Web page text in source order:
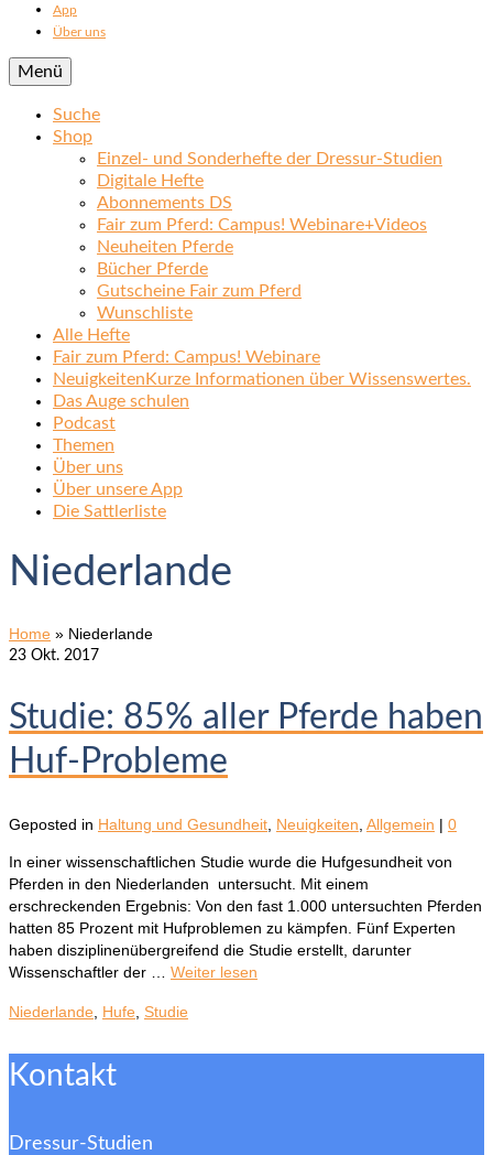
App
Über uns
Menü
Suche
Shop
Einzel- und Sonderhefte der Dressur-Studien
Digitale Hefte
Abonnements DS
Fair zum Pferd: Campus! Webinare+Videos
Neuheiten Pferde
Bücher Pferde
Gutscheine Fair zum Pferd
Wunschliste
Alle Hefte
Fair zum Pferd: Campus! Webinare
Neuigkeiten Kurze Informationen über Wissenswertes.
Das Auge schulen
Podcast
Themen
Über uns
Über unsere App
Die Sattlerliste
Niederlande
Home » Niederlande
23 Okt. 2017
Studie: 85% aller Pferde haben
Huf-Probleme
Geposted in Haltung und Gesundheit Neuigkeiten Allgemein | 0
In einer wissenschaftlichen Studie wurde die Hufgesundheit von
Pferden in den Niederlanden untersucht. Mit einem
erschreckenden Ergebnis: Von den fast 1.000 untersuchten Pferden
hatten 85 Prozent mit Hufproblemen zu kämpfen. Fünf Experten
haben disziplinenübergreifend die Studie erstellt, darunter
Wissenschaftler der … Weiter lesen
Niederlande Hufe Studie
Kontakt
Dressur-Studien